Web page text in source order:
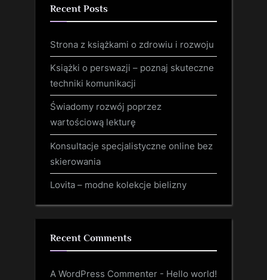
Recent Posts
Strona z książkami o zdrowiu i rozwoju
Książki o perswazji – poznaj skuteczne
techniki komunikacji
Świadomy rozwój poprzez
wartościową lekturę
Konsultacje specjalistyczne online bez
skierowania
Lovita – modne kolekcje bielizny
Recent Comments
A WordPress Commenter - Hello world!